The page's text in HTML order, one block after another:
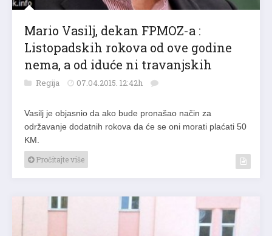
Mario Vasilj, dekan FPMOZ-a :
Listopadskih rokova od ove godine
nema, a od iduće ni travanjskih
Regija 07.04.2015. 12:42h
Vasilj je objasnio da ako bude pronašao način za
održavanje dodatnih rokova da će se oni morati plaćati 50
KM.
Pročitajte više